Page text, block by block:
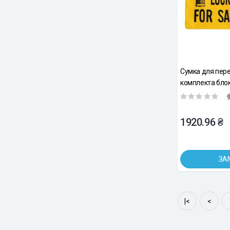
Сумка для
комплекта
1 шт
1920.96 ₴
|< <